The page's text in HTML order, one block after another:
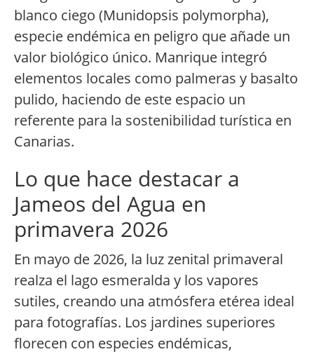
blanco ciego (Munidopsis polymorpha),
especie endémica en peligro que añade un
valor biológico único. Manrique integró
elementos locales como palmeras y basalto
pulido, haciendo de este espacio un
referente para la sostenibilidad turística en
Canarias.
Lo que hace destacar a
Jameos del Agua en
primavera 2026
En mayo de 2026, la luz zenital primaveral
realza el lago esmeralda y los vapores
sutiles, creando una atmósfera etérea ideal
para fotografías. Los jardines superiores
florecen con especies endémicas,